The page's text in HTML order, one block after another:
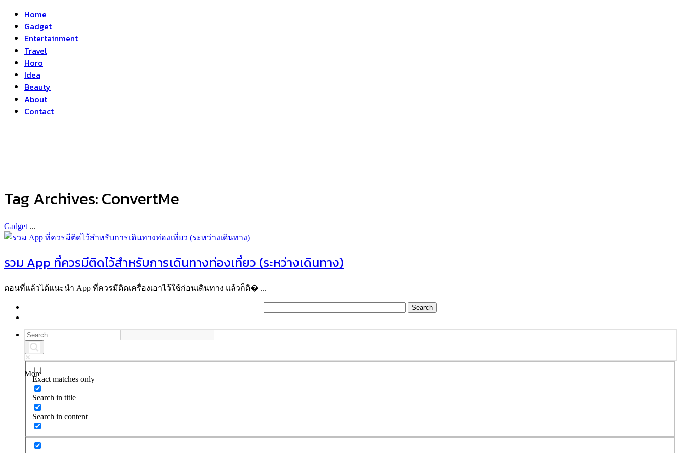
Home
Gadget
Entertainment
Travel
Horo
Idea
Beauty
About
Contact
Tag Archives:ConvertMe
Gadget ...
รวม App ที่ควรมีติดไว้สำหรับการเดินทางท่องเที่ยว (ระหว่างเดินทาง)
ตอนที่แล้วได้แนะนำ App ที่ควรมีติดเครื่องเอาไว้ใช้ก่อนเดินทาง แล้วก็ติ� ...
More
Exact matches only
Search in title
Search in content